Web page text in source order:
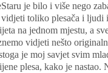
je bilo i više nego
toliko plesača i ljudi
na jednom mjestu, a
vidjeti nešto
je moj savjet svim
plesa, kako je nastao.